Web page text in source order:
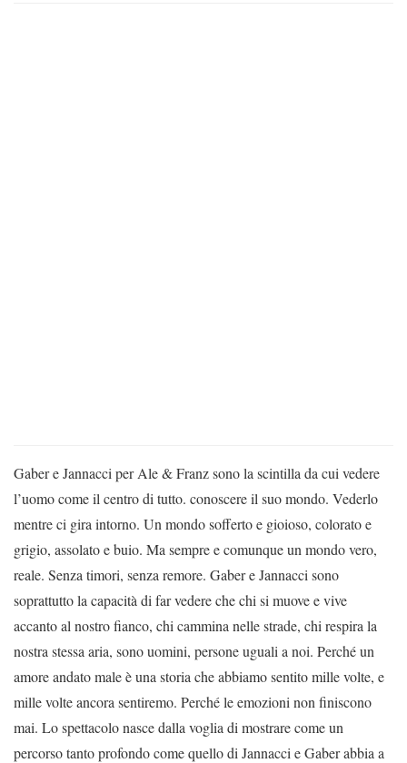
Gaber e Jannacci per Ale & Franz sono la scintilla da cui vedere
l’uomo come il centro di tutto. conoscere il suo mondo. Vederlo
mentre ci gira intorno. Un mondo sofferto e gioioso, colorato e
grigio, assolato e buio. Ma sempre e comunque un mondo vero,
reale. Senza timori, senza remore. Gaber e Jannacci sono
soprattutto la capacità di far vedere che chi si muove e vive
accanto al nostro fianco, chi cammina nelle strade, chi respira la
nostra stessa aria, sono uomini, persone uguali a noi. Perché un
amore andato male è una storia che abbiamo sentito mille volte, e
mille volte ancora sentiremo. Perché le emozioni non finiscono
mai. Lo spettacolo nasce dalla voglia di mostrare come un
percorso tanto profondo come quello di Jannacci e Gaber abbia a